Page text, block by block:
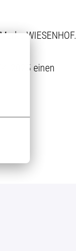
WIESENHOF.
2025 einen